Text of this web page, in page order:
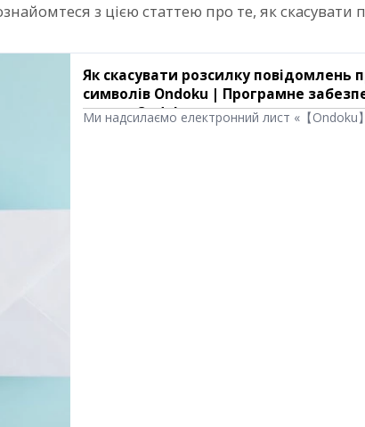
з цією статтею про те, як скасувати
Як скасувати розсилку повідомлень
символів Ondoku | Програмне
тексту Ondoku
Ми надсилаємо електронний лист «【Ondoku